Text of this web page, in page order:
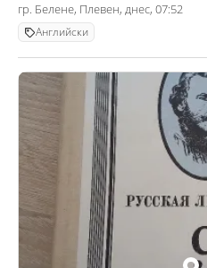
гр. Белене, Плевен, днес, 07:52
Английски